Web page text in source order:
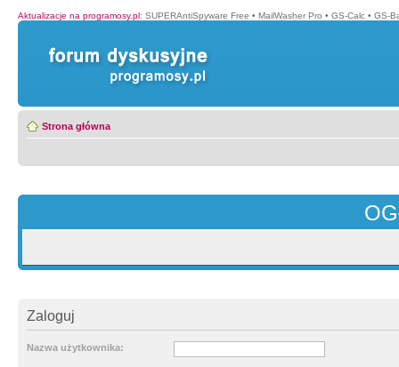
Aktualizacje na programosy.pl: SUPERAntiSpyware Free • MailWasher Pro • GS-Calc • GS-
Strona główna
Zaloguj
Nazwa użytkownika: